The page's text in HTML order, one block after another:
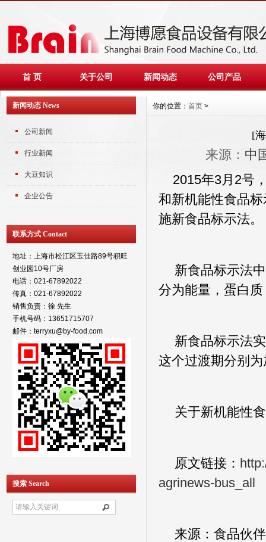
首 页 关于公司 新闻动态 公司产品
新闻动态 News
公司新闻
行业新闻
大豆知识
企业公告
联系方式 Contact
地址：上海市松江区玉佳路89号积旺
创业园10号厂房
电话：021-67892022
传真：021-67892022
销售负责：徐 先生
手机号码：13651715707
邮件：terryxu@by-food.com
搜索 Search
你的位置： 首页 >
[
来源： 中
2015年3月 2号
和新机能性食品
施新食品标示法。
新食品标示法
分为能量，蛋白
新食品标示法
这个过渡期分别
关于新机能性
原文链接：
agrinews-bus_all
来源：食品伙